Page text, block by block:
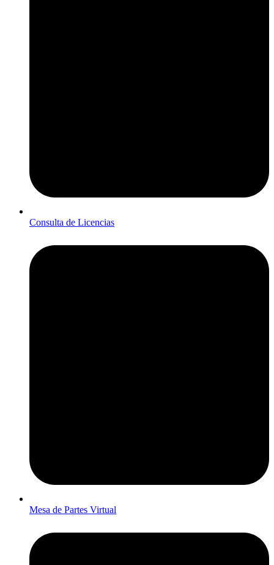
Consulta de Licencias
Mesa de Partes Virtual